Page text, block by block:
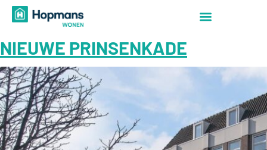
NIEUWE PRINSENKADE